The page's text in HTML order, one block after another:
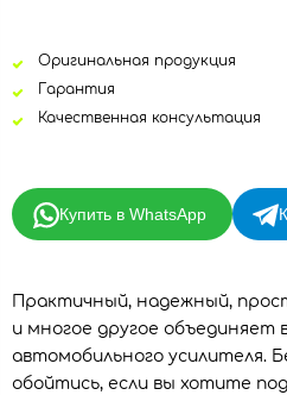
Оригинальная продукция
Гарантия
Качественная консультация
Купить в WhatsApp
Практичный, надежный,
и многое другое объединяет
автомобильного усилителя.
обойтись, если вы хотите